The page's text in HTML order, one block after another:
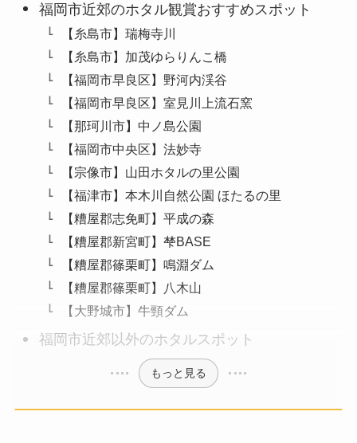
福岡市近郊のホタル観賞おすすめスポット
【糸島市】瑞梅寺川
【糸島市】加茂ゆらりんこ橋
【福岡市早良区】野河内渓谷
【福岡市早良区】室見川上流石窯
【那珂川市】中ノ島公園
【福岡市中央区】法妙寺
【宗像市】山田ホタルの里公園
【福津市】本木川自然公園 ほたるの里
【糟屋郡志免町】平成の森
【糟屋郡新宮町】梺BASE
【糟屋郡篠栗町】鳴淵ダム
【糟屋郡篠栗町】八木山
【大野城市】牛頸ダム
福岡市近郊以外のホタルスポット
もっと見る